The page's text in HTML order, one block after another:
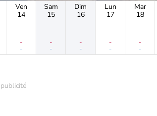
Ven
14
-
-
Sam
15
-
-
Dim
16
-
-
Lun
17
-
-
Mar
18
-
-